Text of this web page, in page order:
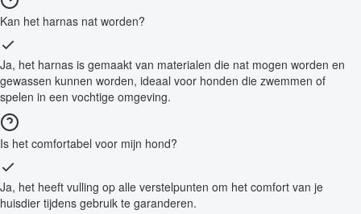
Kan het harnas nat worden?
Ja, het harnas is gemaakt van materialen die nat mogen worden en
gewassen kunnen worden, ideaal voor honden die zwemmen of
spelen in een vochtige omgeving.
Is het comfortabel voor mijn hond?
Ja, het heeft vulling op alle verstelpunten om het comfort van je
huisdier tijdens gebruik te garanderen.